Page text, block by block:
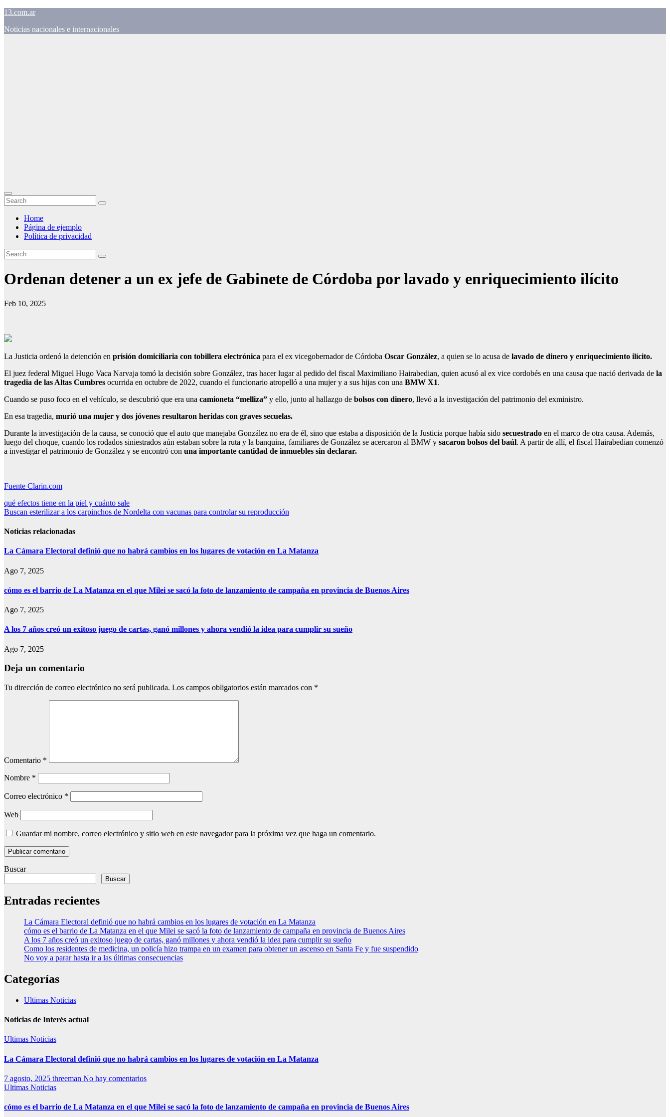
Skip
content
13.com.ar
Noticias nacionales e internacionales
Home
Página de ejemplo
Política de privacidad
Ordenan detener a un ex jefe de Gabinete de Córdoba por lavado y enriquecimiento ilícito
Feb 10, 2025
La Justicia ordenó la detención en prisión domiciliaria con tobillera electrónica para el ex vicegobernador de Córdoba Oscar González, a quien se lo acusa de lavado de dinero y enriquecimiento ilícito.
El juez federal Miguel Hugo Vaca Narvaja tomó la decisión sobre González, tras hacer lugar al pedido del fiscal Maximiliano Hairabedian, quien acusó al ex vice cordobés en una causa que nació derivada de la
tragedia de las Altas Cumbres ocurrida en octubre de 2022, cuando el funcionario atropelló a una mujer y a sus hijas con una BMW X1.
Cuando se puso foco en el vehículo, se descubrió que era una camioneta “melliza” y ello, junto al hallazgo de bolsos con dinero, llevó a la investigación del patrimonio del exministro.
En esa tragedia, murió una mujer y dos jóvenes resultaron heridas con graves secuelas.
Durante la investigación de la causa, se conoció que el auto que manejaba González no era de él, sino que estaba a disposición de la Justicia porque había sido secuestrado en el marco de otra causa. Además,
luego del choque, cuando los rodados siniestrados aún estaban sobre la ruta y la banquina, familiares de González se acercaron al BMW y sacaron bolsos del baúl. A partir de allí, el fiscal Hairabedian comenzó
a investigar el patrimonio de González y se encontró con una importante cantidad de inmuebles sin declarar.
Fuente Clarin.com
Navegación
de
entradas
qué efectos tiene en la piel y cuánto sale
Buscan esterilizar a los carpinchos de Nordelta con vacunas para controlar su reproducción
Noticias relacionadas
La Cámara Electoral definió que no habrá cambios en los lugares de votación en La Matanza
Ago 7, 2025
cómo es el barrio de La Matanza en el que Milei se sacó la foto de lanzamiento de campaña en provincia de Buenos Aires
Ago 7, 2025
A los 7 años creó un exitoso juego de cartas, ganó millones y ahora vendió la idea para cumplir su sueño
Ago 7, 2025
Deja un comentario
Tu dirección de correo electrónico no será publicada. Los campos obligatorios están marcados con *
Comentario *
Nombre *
Correo electrónico *
Web
Guardar mi nombre, correo electrónico y sitio web en este navegador para la próxima vez que haga un comentario.
Buscar
Buscar
Entradas recientes
La Cámara Electoral definió que no habrá cambios en los lugares de votación en La Matanza
cómo es el barrio de La Matanza en el que Milei se sacó la foto de lanzamiento de campaña en provincia de Buenos Aires
A los 7 años creó un exitoso juego de cartas, ganó millones y ahora vendió la idea para cumplir su sueño
Como los residentes de medicina, un policía hizo trampa en un examen para obtener un ascenso en Santa Fe y fue suspendido
No voy a parar hasta ir a las últimas consecuencias
Categorías
Ultimas Noticias
Noticias de Interés actual
Ultimas Noticias
La Cámara Electoral definió que no habrá cambios en los lugares de votación en La Matanza
7 agosto, 2025 threeman No hay comentarios
Ultimas Noticias
cómo es el barrio de La Matanza en el que Milei se sacó la foto de lanzamiento de campaña en provincia de Buenos Aires